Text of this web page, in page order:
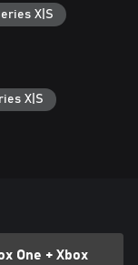
X|S
X|S
One + Xbox